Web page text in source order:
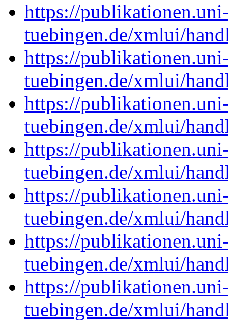
https://
tuebingen.de/xmlui/
https://
tuebingen.de/xmlui/
https://
tuebingen.de/xmlui/
https://
tuebingen.de/xmlui/
https://
tuebingen.de/xmlui/
https://
tuebingen.de/xmlui/
https://
tuebingen.de/xmlui/